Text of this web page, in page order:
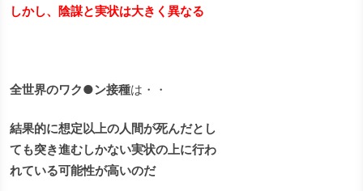
しかし、陰謀と実状は大きく異なる
全世界のワク●ン接種は・・
結果的に想定以上の人間が死んだとし
ても突き進むしかない実状の上に行わ
れている可能性が高いのだ